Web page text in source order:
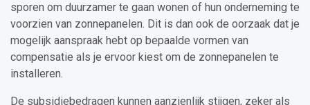
sporen om duurzamer te gaan wonen of hun onderneming te
voorzien van zonnepanelen. Dit is dan ook de oorzaak dat je
mogelijk aanspraak hebt op bepaalde vormen van
compensatie als je ervoor kiest om de zonnepanelen te
installeren.
De subsidiebedragen kunnen aanzienlijk stijgen, zeker als